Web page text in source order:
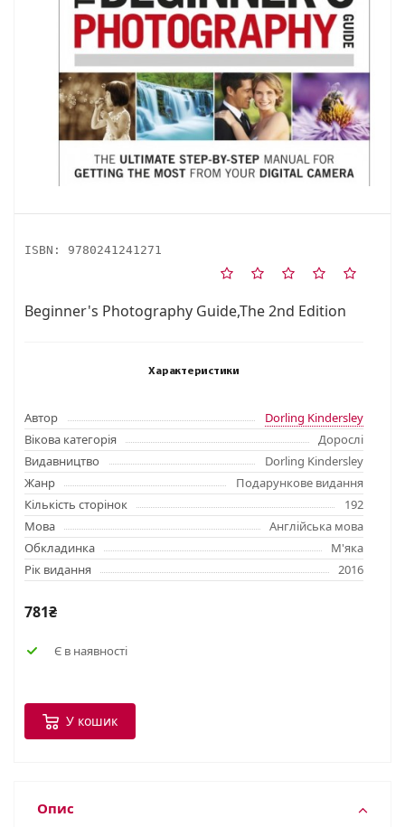
ISBN: 9780241241271
Beginner's Photography Guide,The 2nd Edition
Характеристики
Автор
Dorling Kindersley
Вікова категорія
Дорослі
Видавництво
Dorling Kindersley
Жанр
Подарункове видання
Кількість сторінок
192
Мова
Англійська мова
Обкладинка
М'яка
Рік видання
2016
781₴
Є в наявності
У кошик
Опис